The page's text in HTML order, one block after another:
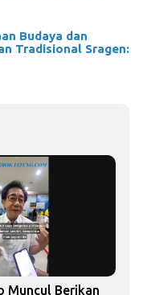
Budaya dan
Tradisional Sragen:
Muncul Berikan